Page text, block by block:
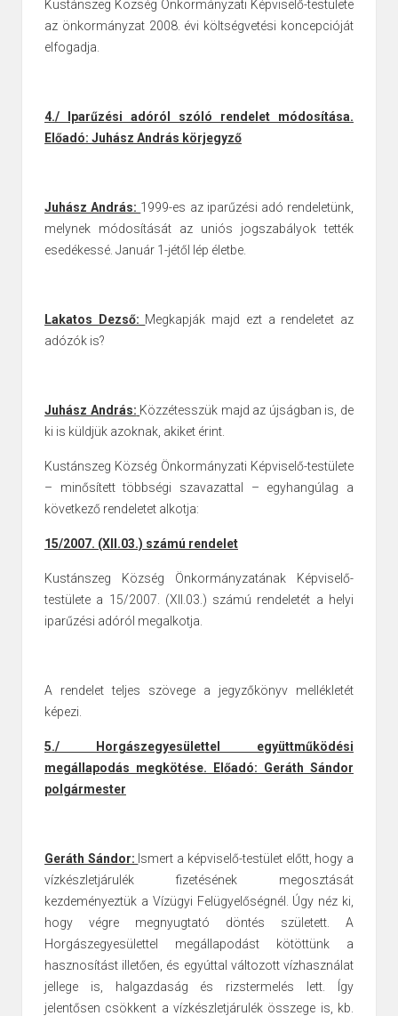
Kustánszeg Község Önkormányzati Képviselő-testülete
az önkormányzat 2008. évi költségvetési koncepcióját
elfogadja.
4./ Iparűzési adóról szóló rendelet módosítása.
Előadó: Juhász András körjegyző
Juhász András: 1999-es az iparűzési adó rendeletünk,
melynek módosítását az uniós jogszabályok tették
esedékessé. Január 1-jétől lép életbe.
Lakatos Dezső: Megkapják majd ezt a rendeletet az
adózók is?
Juhász András: Közzétesszük majd az újságban is, de
ki is küldjük azoknak, akiket érint.
Kustánszeg Község Önkormányzati Képviselő-testülete
– minősített többségi szavazattal – egyhangúlag a
következő rendeletet alkotja:
15/2007. (XII.03.) számú rendelet
Kustánszeg Község Önkormányzatának Képviselő-
testülete a 15/2007. (XII.03.) számú rendeletét a helyi
iparűzési adóról megalkotja.
A rendelet teljes szövege a jegyzőkönyv mellékletét
képezi.
5./ Horgászegyesülettel együttműködési
megállapodás megkötése. Előadó: Geráth Sándor
polgármester
Geráth Sándor: Ismert a képviselő-testület előtt, hogy a
vízkészletjárulék fizetésének megosztását
kezdeményeztük a Vízügyi Felügyelőségnél. Úgy néz ki,
hogy végre megnyugtató döntés született. A
Horgászegyesülettel megállapodást kötöttünk a
hasznosítást illetően, és egyúttal változott vízhasználat
jellege is, halgazdaság és rizstermelés lett. Így
jelentősen csökkent a vízkészletjárulék összege is, kb.